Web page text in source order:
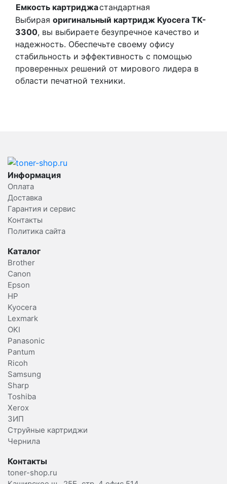
Емкость картриджастандартная
Выбирая оригинальный картридж Kyocera TK-
3300, вы выбираете безупречное качество и
надежность. Обеспечьте своему офису
стабильность и эффективность с помощью
проверенных решений от мирового лидера в
области печатной техники.
Информация
Оплата
Доставка
Гарантия и сервис
Контакты
Политика сайта
Каталог
Brother
Canon
Epson
HP
Kyocera
Lexmark
OKI
Panasonic
Pantum
Ricoh
Samsung
Sharp
Toshiba
Xerox
ЗИП
Струйные картриджи
Чернила
Контакты
toner-shop.ru